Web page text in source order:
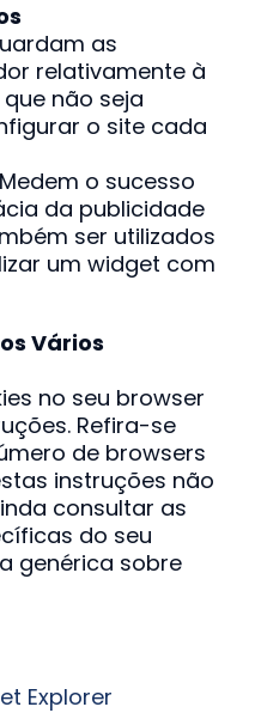
as
relativamente à
não seja
o site cada
o sucesso
da publicidade
ser utilizados
um widget com
Vários
no seu browser
Refira-se
de browsers
instruções não
consultar as
do seu
genérica sobre
Explorer